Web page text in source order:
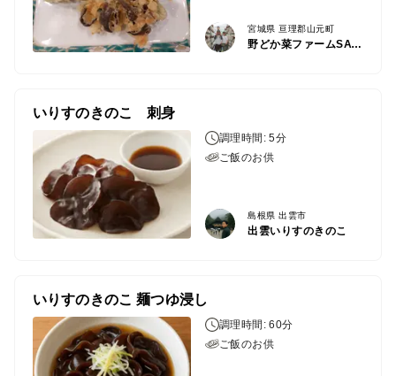
宮城県 亘理郡山元町
野どか菜ファームSATO-
いりすのきのこ 刺身
調理時間: 5分
ご飯のお供
島根県 出雲市
出雲いりすのきのこ
いりすのきのこ 麺つゆ浸し
調理時間: 60分
ご飯のお供